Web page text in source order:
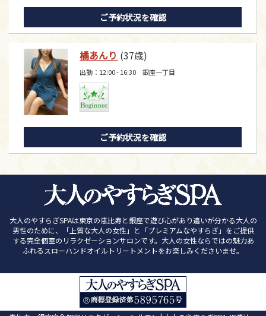
ご予約状況を確認
橘あんり (37歳)
出勤：12:00 - 16:30 銀座一丁目
ご予約状況を確認
大人のやすらぎSPAは東京の恵比寿と銀座で遊び心があり違いが分かる大人の
男性のために、「上質な大人の女性」と「プレミアムなやすらぎ」をご提供
する完全個室のリラクゼーションサロンです。大人の女性ならではの魅力あ
ふれるスローハンドオイルトリートメントをお楽しみくださいませ。